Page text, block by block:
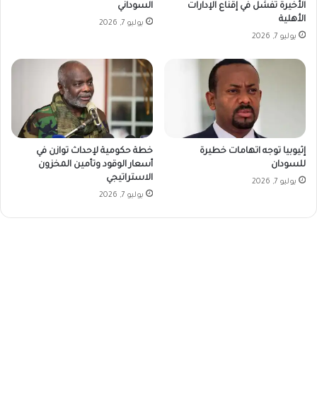
الأخيرة تفشل في إقناع الإدارات
الأهلية
يوليو 7, 2026
السوداني
يوليو 7, 2026
إثيوبيا توجه اتهامات خطيرة
للسودان
يوليو 7, 2026
خطة حكومية لإحداث توازن في
أسعار الوقود وتأمين المخزون
الاستراتيجي
يوليو 7, 2026